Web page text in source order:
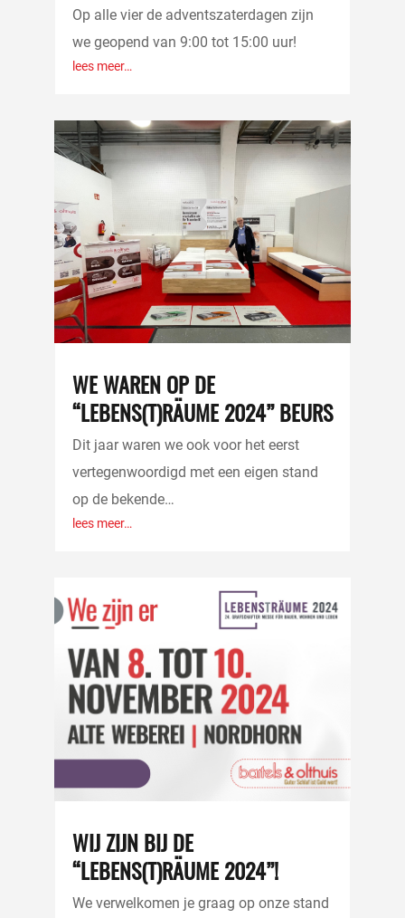
Op alle vier de adventszaterdagen zijn
we geopend van 9:00 tot 15:00 uur!
lees meer…
WE WAREN OP DE
“LEBENS(T)RÄUME 2024” BEURS
Dit jaar waren we ook voor het eerst
vertegenwoordigd met een eigen stand
op de bekende…
lees meer…
WIJ ZIJN BIJ DE
“LEBENS(T)RÄUME 2024”!
We verwelkomen je graag op onze stand